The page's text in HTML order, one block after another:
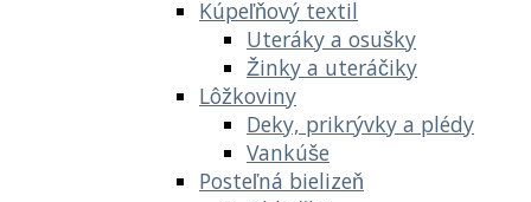
Kúpeľňový textil
Uteráky a osušky
Žinky a uteráčiky
Lôžkoviny
Deky, prikrývky a plédy
Vankúše
Posteľná bielizeň